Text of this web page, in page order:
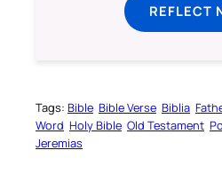
REFLECT
Tags: Bible Bible Verse Biblia
Word Holy Bible Old Testament
Jeremias